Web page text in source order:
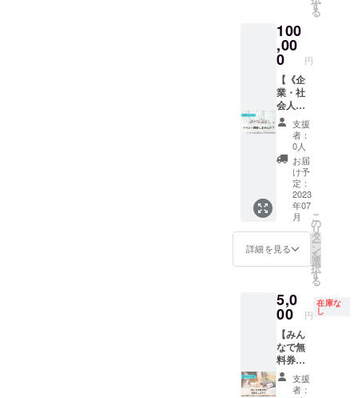
しま
す。 ★
京都駅
行き帰
りの交
通費、
早朝や
深夜の
場合は
宿泊費
を別途
頂戴し
ます。
（宿
泊費は
前後１
泊まで
ただき
ます）
★移動
時間が
片道４
時間以
上かか
る場合
★お店
側から
集客等
を行う
ことは
ありま
せんの
で、ご
了承く
ださ
い。
す！ 出
張して
ボード
ゲーム
大会の
主催も
承りま
す！ ◆
注意 ★
日程調
整など
の詳細
は６月
半ばご
ろに登
録いた
だいた
メール
側から
ご連絡
いたし
ますの
で、連
絡のつ
きやす
いメー
ている
インス
タグラ
ムアカ
ウント
を記載
してお
きま
す。
https://
www.in
stagra
m.com/
kyodaib
odoge/
◆詳細
・６０
分×１２
回ご相
談して
けま
す。 ・
Zoomに
よるオ
ンライ
ン形式
で行う
予定で
を全力
で発信
しま
す！ ◆
詳細 ・
企業説
明会の
日程を
SNS
(Instagr
am,
Twitter)
にて発
信しま
す。 ・
店内に
御社の
チラシ
を設置
させて
きま
す。 ・
ウェブ
サイト
に御社
のお名
前や採
用情報
す
る
100
,00
0 円
【《企
業・社
会人様
用》お
好きな
イベン
トを一
回開催
してい
ただけ
ます】
◆内容
企業・
社会人
の方が
好きな
トを当
店で開
催して
いただ
けま
す。 京
大生の
集客や
支援
者：
0人
お届
け予
定：
2023
年07
月
詳細を見る
こ
の
リ
タ
ー
ン
を
選
択
す
る
5,0
00 円
在庫な
し
【みん
なで無
料券！
《ドリ
ンクも
支援
者：